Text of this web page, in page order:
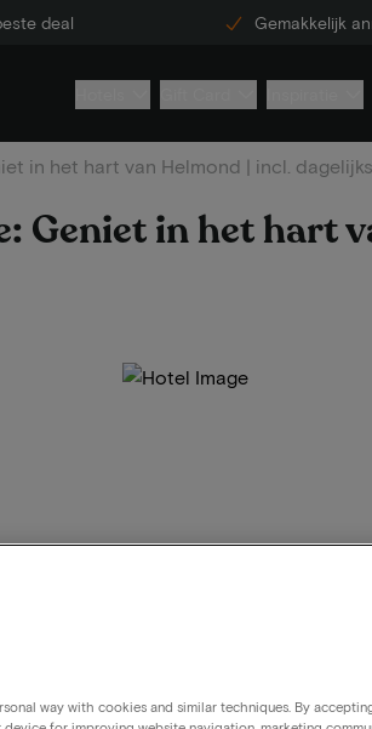
deal Gemakkelijk
in het hart van Helmond | incl.
Geniet in het hart
way with cookies and similar techniques. By